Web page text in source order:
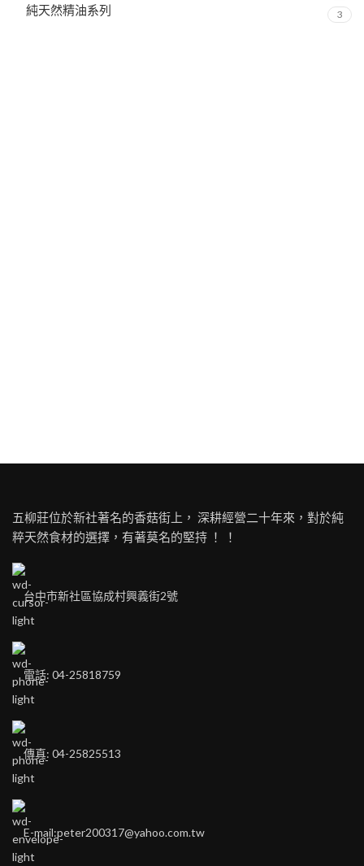
純天然精油系列 3
五柳莊位於新社著名的香菇街上， 深耕經營二十年來，對於純
粹天然食材的選擇，有著莫名的堅持 ！ ！
台中市新社區協成村興義街2號
電話: 04-25818759
傳真: 04-25825513
E-mail:peter200317@yahoo.com.tw